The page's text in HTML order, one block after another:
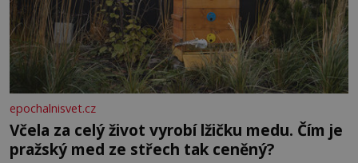
epochalnisvet.cz
Včela za celý život vyrobí lžičku medu. Čím je
pražský med ze střech tak ceněný?